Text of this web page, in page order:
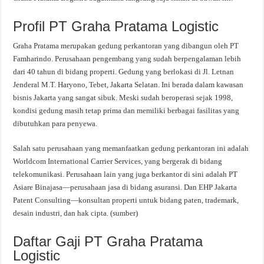
Profil PT Graha Pratama Logistic
Graha Pratama merupakan gedung perkantoran yang dibangun oleh PT
Famharindo. Perusahaan pengembang yang sudah berpengalaman lebih
dari 40 tahun di bidang properti. Gedung yang berlokasi di Jl. Letnan
Jenderal M.T. Haryono, Tebet, Jakarta Selatan. Ini berada dalam kawasan
bisnis Jakarta yang sangat sibuk. Meski sudah beroperasi sejak 1998,
kondisi gedung masih tetap prima dan memiliki berbagai fasilitas yang
dibutuhkan para penyewa.
Salah satu perusahaan yang memanfaatkan gedung perkantoran ini adalah
Worldcom International Carrier Services, yang bergerak di bidang
telekomunikasi. Perusahaan lain yang juga berkantor di sini adalah PT
Asiare Binajasa—perusahaan jasa di bidang asuransi. Dan EHP Jakarta
Patent Consulting—konsultan properti untuk bidang paten, trademark,
desain industri, dan hak cipta. (sumber)
Daftar Gaji PT Graha Pratama
Logistic